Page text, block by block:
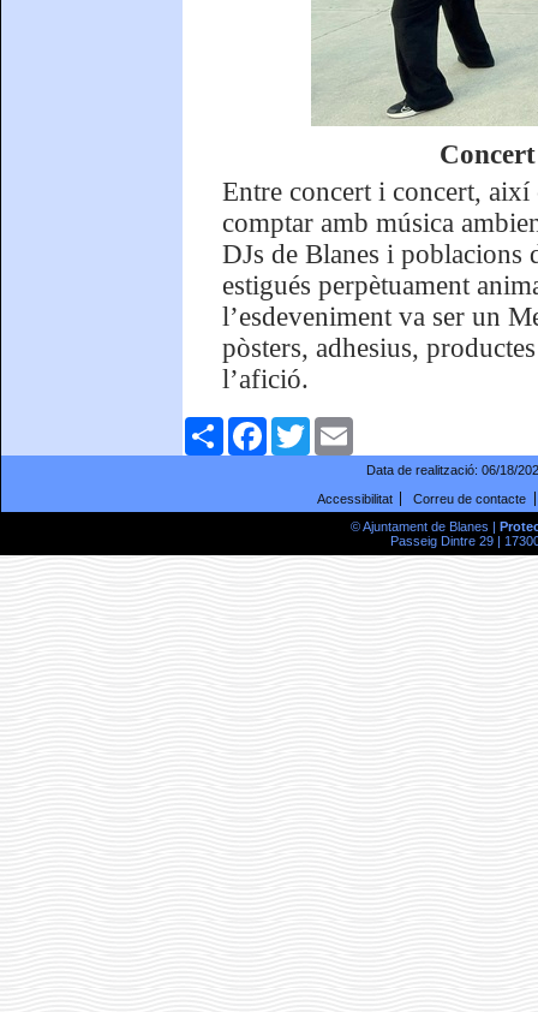
Entre concert i concert,
comptar amb música
DJs de Blanes i poblacions
estigués perpètuament
l’esdeveniment va ser un
pòsters, adhesius,
l’afició.
ComparteixFacebookTwitter
Data de realització: 06/18/
Accessibilitat
Correu de contacte
© Ajuntament de Blanes |
Passeig Dintre 29 |